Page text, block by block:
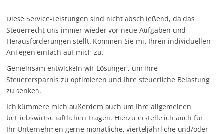
Diese Service-Leistungen sind nicht abschließend, da das
Steuerrecht uns immer wieder vor neue Aufgaben und
Herausforderungen stellt. Kommen Sie mit Ihren individuellen
Anliegen einfach auf mich zu.
Gemeinsam entwickeln wir Lösungen, um ihre
Steuerersparnis zu optimieren und Ihre steuerliche Belastung
zu senken.
Ich kümmere mich außerdem auch um Ihre allgemeinen
betriebswirtschaftlichen Fragen. Hierzu erstelle ich auch für
Ihr Unternehmen gerne monatliche, vierteljährliche und/oder